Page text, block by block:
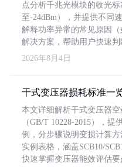
点分析千兆光模块的收光
至-24dBm），并提供不同
解释功率异常的常见原因
解决方案，帮助用户快速判
2026年8月4日
干式变压器损耗标准一
本文详细解析干式变压器
（GB/T 10228-2015），
例，分步骤说明变损计算
实例表格，涵盖SCB10/
快速掌握变压器能效评估要